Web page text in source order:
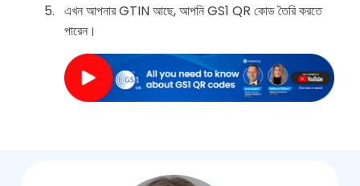
এখন আপনার GTIN আছে, আপনি GS1 QR কোড তৈরি করতে
পারেন।